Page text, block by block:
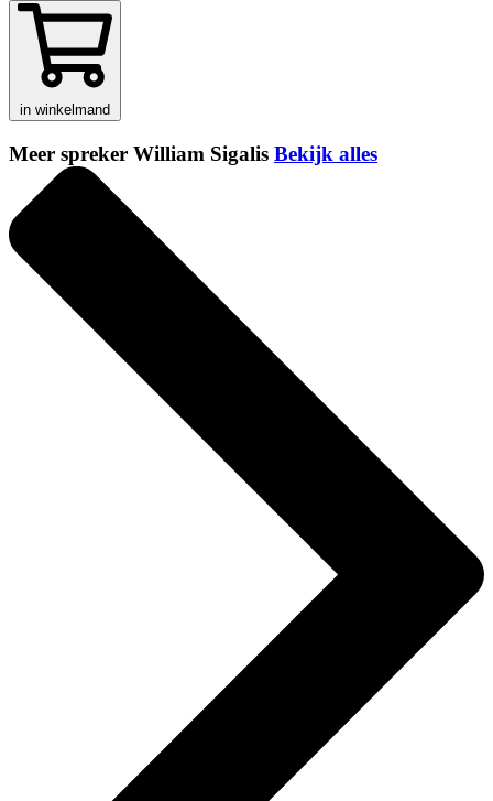
in winkelmand
Meer spreker William Sigalis Bekijk alles